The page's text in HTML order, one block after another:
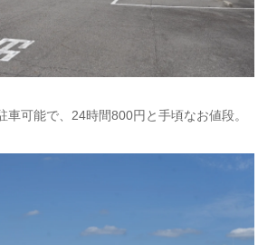
車可能で、24時間800円と手頃なお値段。